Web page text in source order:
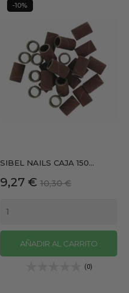
SIBEL NAILS CAJA 150...
Precio
9,27 € Precio
10,30 €
AÑADIR AL CARRITO
(0)
-10%